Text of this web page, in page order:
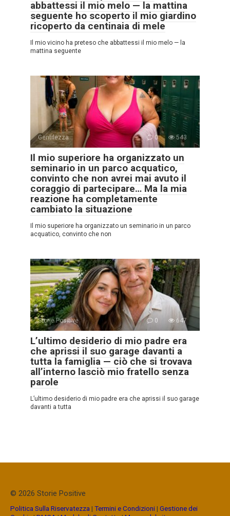
abbattessi il mio melo — la mattina
seguente ho scoperto il mio giardino
ricoperto da centinaia di mele
Il mio vicino ha preteso che abbattessi il mio melo — la
mattina seguente
Gentilezza 0 543
Il mio superiore ha organizzato un
seminario in un parco acquatico,
convinto che non avrei mai avuto il
coraggio di partecipare… Ma la mia
reazione ha completamente
cambiato la situazione
Il mio superiore ha organizzato un seminario in un parco
acquatico, convinto che non
Storie Positive 0 647
L’ultimo desiderio di mio padre era
che aprissi il suo garage davanti a
tutta la famiglia — ciò che si trovava
all’interno lasciò mio fratello senza
parole
L’ultimo desiderio di mio padre era che aprissi il suo garage
davanti a tutta
© 2026 Storie Positive
Politica Sulla Riservatezza | Termini e Condizioni| Gestione dei